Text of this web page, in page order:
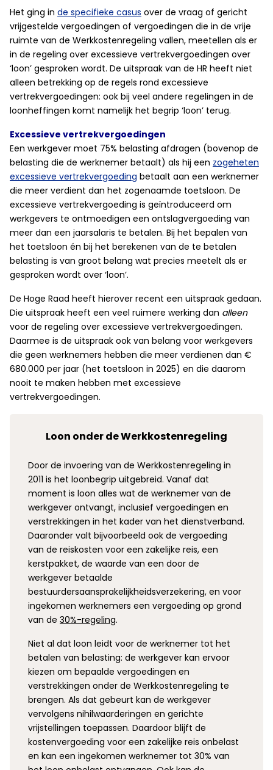
Het ging in de specifieke casus over de vraag of gericht
vrijgestelde vergoedingen of vergoedingen die in de vrije
ruimte van de Werkkostenregeling vallen, meetellen als er
in de regeling over excessieve vertrekvergoedingen over
‘loon’ gesproken wordt. De uitspraak van de HR heeft niet
alleen betrekking op de regels rond excessieve
vertrekvergoedingen: ook bij veel andere regelingen in de
loonheffingen komt namelijk het begrip ‘loon’ terug.
Excessieve vertrekvergoedingen
Een werkgever moet 75% belasting afdragen (bovenop de
belasting die de werknemer betaalt) als hij een zogeheten
excessieve vertrekvergoeding betaalt aan een werknemer
die meer verdient dan het zogenaamde toetsloon. De
excessieve vertrekvergoeding is geïntroduceerd om
werkgevers te ontmoedigen een ontslagvergoeding van
meer dan een jaarsalaris te betalen. Bij het bepalen van
het toetsloon én bij het berekenen van de te betalen
belasting is van groot belang wat precies meetelt als er
gesproken wordt over ‘loon’.
De Hoge Raad heeft hierover recent een uitspraak gedaan.
Die uitspraak heeft een veel ruimere werking dan alleen
voor de regeling over excessieve vertrekvergoedingen.
Daarmee is de uitspraak ook van belang voor werkgevers
die geen werknemers hebben die meer verdienen dan €
680.000 per jaar (het toetsloon in 2025) en die daarom
nooit te maken hebben met excessieve
vertrekvergoedingen.
Loon onder de Werkkostenregeling
Door de invoering van de Werkkostenregeling in
2011 is het loonbegrip uitgebreid. Vanaf dat
moment is loon alles wat de werknemer van de
werkgever ontvangt, inclusief vergoedingen en
verstrekkingen in het kader van het dienstverband.
Daaronder valt bijvoorbeeld ook de vergoeding
van de reiskosten voor een zakelijke reis, een
kerstpakket, de waarde van een door de
werkgever betaalde
bestuurdersaansprakelijkheidsverzekering, en voor
ingekomen werknemers een vergoeding op grond
van de 30%-regeling.
Niet al dat loon leidt voor de werknemer tot het
betalen van belasting: de werkgever kan ervoor
kiezen om bepaalde vergoedingen en
verstrekkingen onder de Werkkostenregeling te
brengen. Als dat gebeurt kan de werkgever
vervolgens nihilwaarderingen en gerichte
vrijstellingen toepassen. Daardoor blijft de
kostenvergoeding voor een zakelijke reis onbelast
en kan een ingekomen werknemer tot 30% van